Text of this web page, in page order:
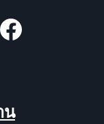
น